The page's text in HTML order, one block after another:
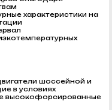
характеристики на
шоссейной и
в условиях
высокофорсированные